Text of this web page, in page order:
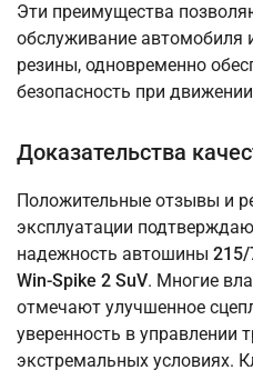
Эти преимущества
обслуживание автомобиля
резины, одновременно
безопасность при
Доказательства
Положительные отзывы и
эксплуатации
надежность автошины 215/
Win-Spike 2 SuV. Многие
отмечают улучшенное
уверенность в управлении
экстремальных условиях.